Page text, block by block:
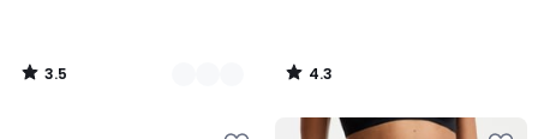
3.5
/
4.3
/